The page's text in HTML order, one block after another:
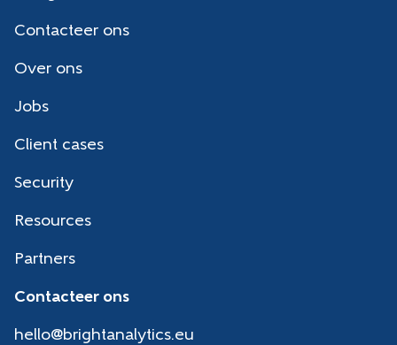
Contacteer ons
Over ons
Jobs
Client cases
Security
Resources
Partners
Contacteer ons
hello@brightanalytics.eu